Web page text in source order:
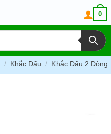
0
/ Khắc Dấu / Khắc Dấu 2 Dòng